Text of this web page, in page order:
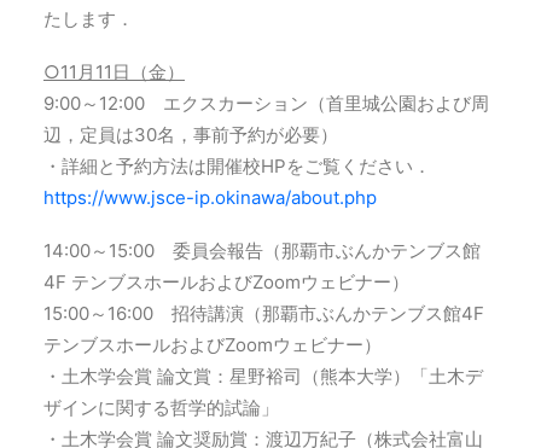
たします．
○11月11日（金）
9:00～12:00 エクスカーション（⾸⾥城公園および周
辺，定員は30名，事前予約が必要）
・詳細と予約方法は開催校HPをご覧ください．
https://www.jsce-ip.okinawa/about.php
14:00～15:00 委員会報告（那覇市ぶんかテンブス館
4F テンブスホールおよびZoomウェビナー）
15:00～16:00 招待講演（那覇市ぶんかテンブス館4F
テンブスホールおよびZoomウェビナー）
・⼟⽊学会賞 論⽂賞：星野裕司（熊本⼤学）「⼟⽊デ
ザインに関する哲学的試論」
・⼟⽊学会賞 論⽂奨励賞：渡辺万紀子（株式会社富山